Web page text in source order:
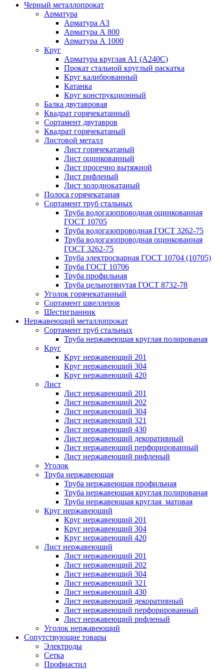
Черный металлопрокат
Арматура
Арматура А3
Арматура А 800
Арматура А 1000
Круг
Арматура круглая А1 (А240C)
Прокат стальной круглый раскатка
Круг калиброванный
Катанка
Круг конструкционный
Балка двутавровая
Квадрат горячекатанный
Сортамент двутавров
Квадрат горячекатаный
Листовой металл
Лист горячекатаный
Лист оцинкованный
Лист просечно вытяжной
Лист рифленый
Лист холоднокатаный
Полоса горячекатаная
Сортамент труб стальных
Труба водогазопроводная оцинкованная
ГОСТ 10705
Труба водогазопроводная ГОСТ 3262-75
Труба водогазопроводная оцинкованная
ГОСТ 3262-75
Труба электросварная ГОСТ 10704 (10705)
Труба ГОСТ 10706
Труба профильная
Труба цельнотянутая ГОСТ 8732-78
Уголок горячекатанный
Сортамент швеллеров
Шестигранник
Нержавеющий металлопрокат
Сортамент труб стальных
Труба нержавеющая круглая полированая
Круг
Круг нержавеющий 201
Круг нержавеющий 304
Круг нержавеющий 420
Лист
Лист нержавеющий 201
Лист нержавеющий 202
Лист нержавеющий 304
Лист нержавеющий 321
Лист нержавеющий 430
Лист нержавеющий декоративный
Лист нержавеющий перфорированный
Лист нержавеющий рифленый
Уголок
Труба нержавеющая
Труба нержавеющая профильная
Труба нержавеющая круглая полированая
Труба нержавеющая круглая матовая
Круг нержавеющий
Круг нержавеющий 201
Круг нержавеющий 304
Круг нержавеющий 420
Лист нержавеющий
Лист нержавеющий 201
Лист нержавеющий 202
Лист нержавеющий 304
Лист нержавеющий 321
Лист нержавеющий 430
Лист нержавеющий декоративный
Лист нержавеющий перфорированный
Лист нержавеющий рифленый
Уголок нержавеющий
Cопутствующие товары
Электроды
Сетка
Профнастил